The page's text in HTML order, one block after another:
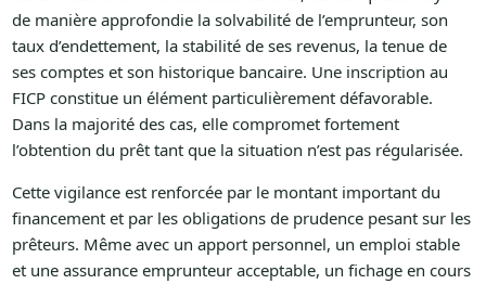
de manière approfondie la solvabilité de l’emprunteur, son
taux d’endettement, la stabilité de ses revenus, la tenue de
ses comptes et son historique bancaire. Une inscription au
FICP constitue un élément particulièrement défavorable.
Dans la majorité des cas, elle compromet fortement
l’obtention du prêt tant que la situation n’est pas régularisée.
Cette vigilance est renforcée par le montant important du
financement et par les obligations de prudence pesant sur les
prêteurs. Même avec un apport personnel, un emploi stable
et une assurance emprunteur acceptable, un fichage en cours